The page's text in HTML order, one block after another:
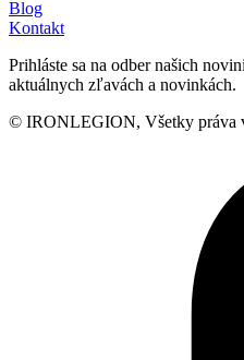
Blog
Kontakt
Prihláste sa na odber našich
aktuálnych zľavách a novinkách.
© IRONLEGION, Všetky práva